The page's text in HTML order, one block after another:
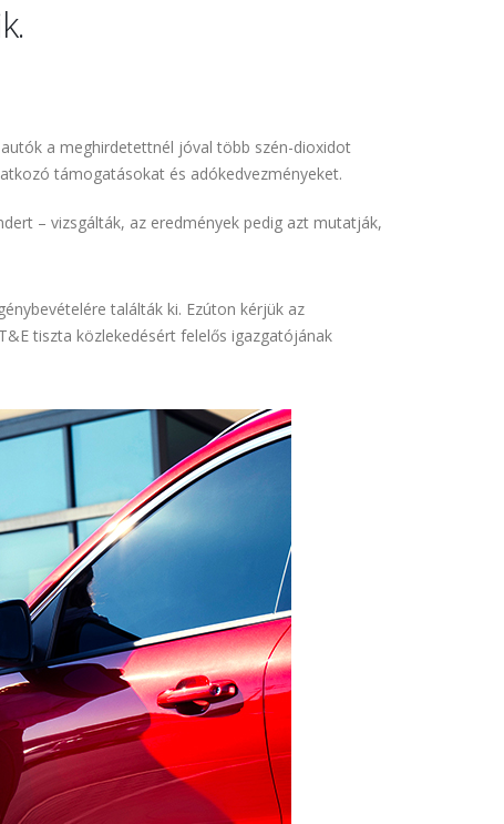
a meghirdetettnél jóval több szén-dioxidot
támogatásokat és adókedvezményeket.
– vizsgálták, az eredmények pedig azt mutatják,
találták ki. Ezúton kérjük az
tiszta közlekedésért felelős igazgatójának